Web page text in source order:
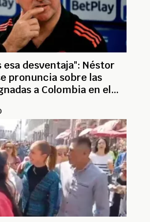
esa desventaja": Néstor
pronuncia sobre las
a Colombia en el